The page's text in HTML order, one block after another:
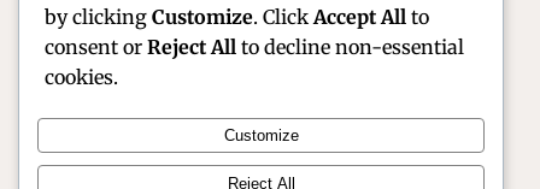
by clicking Customize. Click Accept All to
consent or Reject All to decline non-essential
cookies.
Customize
Reject All